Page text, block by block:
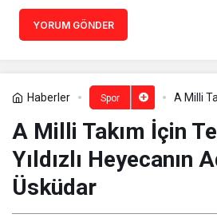
YORUM GÖNDER
Haberler Spor A Milli
A Milli Takım İçin
Yıldızlı Heyecanın
Üsküdar